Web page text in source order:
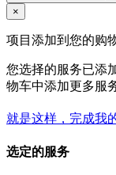
×
项目添加到您的购
您选择的服务已添
物车中添加更多服
就是这样，完成我
选定的服务